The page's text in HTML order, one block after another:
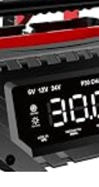
LIFEPO4
LADEGERÄT
12V
AC-
DC,
SMART
CHARGER